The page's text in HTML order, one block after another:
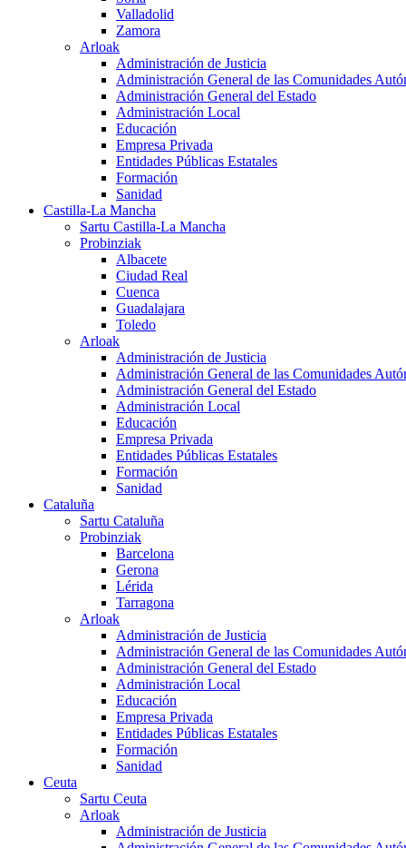
Valladolid
Zamora
Arloak
Administración de Justicia
Administración General de las Comunidades
Administración General del Estado
Administración Local
Educación
Empresa Privada
Entidades Públicas Estatales
Formación
Sanidad
Castilla-La Mancha
Sartu Castilla-La Mancha
Probinziak
Albacete
Ciudad Real
Cuenca
Guadalajara
Toledo
Arloak
Administración de Justicia
Administración General de las Comunidades
Administración General del Estado
Administración Local
Educación
Empresa Privada
Entidades Públicas Estatales
Formación
Sanidad
Cataluña
Sartu Cataluña
Probinziak
Barcelona
Gerona
Lérida
Tarragona
Arloak
Administración de Justicia
Administración General de las Comunidades
Administración General del Estado
Administración Local
Educación
Empresa Privada
Entidades Públicas Estatales
Formación
Sanidad
Ceuta
Sartu Ceuta
Arloak
Administración de Justicia